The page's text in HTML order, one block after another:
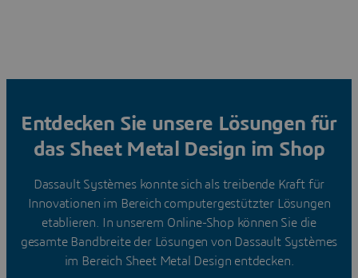
Entdecken Sie unsere Lösungen für
das Sheet Metal Design im Shop
Dassault Systèmes konnte sich als treibende Kraft für
Innovationen im Bereich computergestützter Lösungen
etablieren. In unserem Online-Shop können Sie die
gesamte Bandbreite der Lösungen von Dassault Systèmes
im Bereich Sheet Metal Design entdecken.